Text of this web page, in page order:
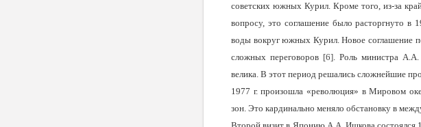
советских южных Курил. Кроме того, из-за
вопросу, это соглашение было расторгнуто в
воды вокруг южных Курил. Новое соглашение
сложных переговоров [6]. Роль министра А.А.
велика. В этот период решались сложнейшие
1977 г. произошла «революция» в Мировом
зон. Это кардинально меняло обстановку в